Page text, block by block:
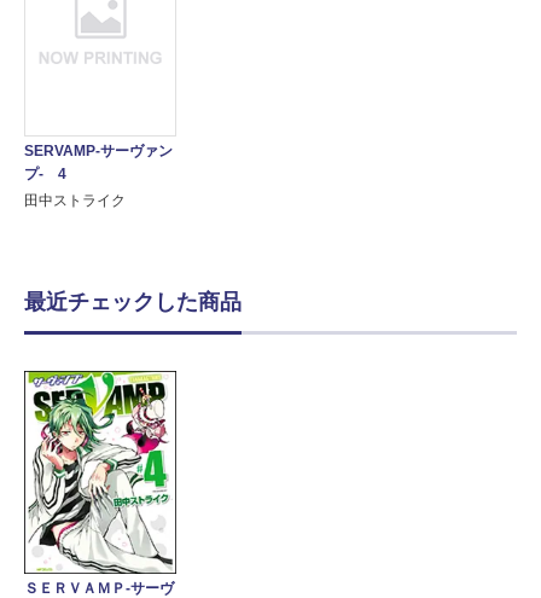
SERVAMP-サーヴァン
プ- 4
田中ストライク
最近チェックした商品
ＳＥＲＶＡＭＰ‐サーヴ